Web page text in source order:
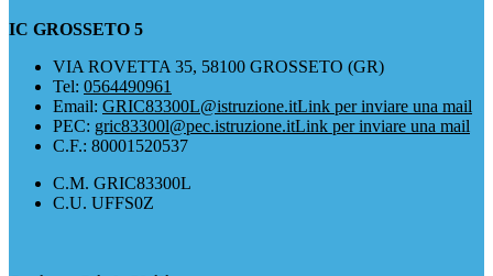
IC GROSSETO 5
VIA ROVETTA 35, 58100 GROSSETO (GR)
Tel: 0564490961
Email: GRIC83300L@istruzione.itLink per inviare una mail
PEC: gric83300l@pec.istruzione.itLink per inviare una mail
C.F.: 80001520537
C.M. GRIC83300L
C.U. UFFS0Z